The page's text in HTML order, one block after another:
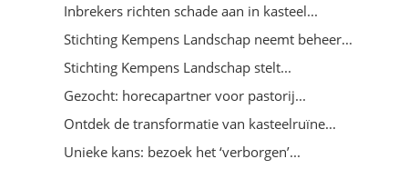
Inbrekers richten schade aan in kasteel...
Stichting Kempens Landschap neemt beheer...
Stichting Kempens Landschap stelt...
Gezocht: horecapartner voor pastorij...
Ontdek de transformatie van kasteelruïne...
Unieke kans: bezoek het ‘verborgen’...